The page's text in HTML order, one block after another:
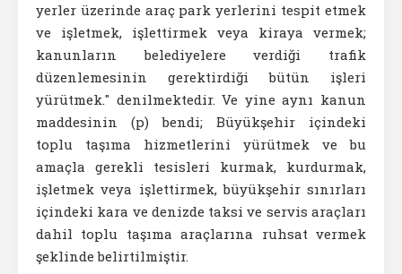
yerler üzerinde araç park yerlerini tespit etmek
ve işletmek, işlettirmek veya kiraya vermek;
kanunların belediyelere verdiği trafik
düzenlemesinin gerektirdiği bütün işleri
yürütmek." denilmektedir. Ve yine aynı kanun
maddesinin (p) bendi; Büyükşehir içindeki
toplu taşıma hizmetlerini yürütmek ve bu
amaçla gerekli tesisleri kurmak, kurdurmak,
işletmek veya işlettirmek, büyükşehir sınırları
içindeki kara ve denizde taksi ve servis araçları
dahil toplu taşıma araçlarına ruhsat vermek
şeklinde belirtilmiştir.